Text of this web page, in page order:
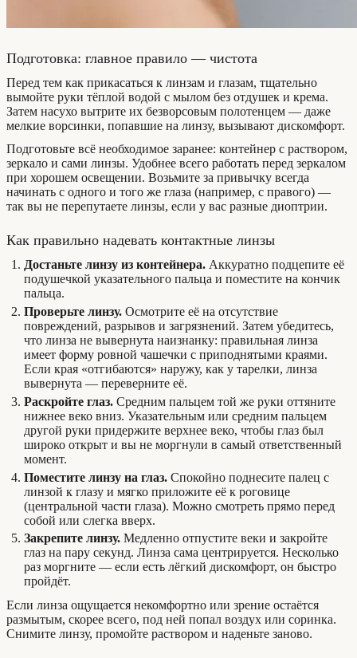
Подготовка: главное правило — чистота
Перед тем как прикасаться к линзам и глазам, тщательно
вымойте руки тёплой водой с мылом без отдушек и крема.
Затем насухо вытрите их безворсовым полотенцем — даже
мелкие ворсинки, попавшие на линзу, вызывают дискомфорт.
Подготовьте всё необходимое заранее: контейнер с раствором,
зеркало и сами линзы. Удобнее всего работать перед зеркалом
при хорошем освещении. Возьмите за привычку всегда
начинать с одного и того же глаза (например, с правого) —
так вы не перепутаете линзы, если у вас разные диоптрии.
Как правильно надевать контактные линзы
Достаньте линзу из контейнера. Аккуратно подцепите её
подушечкой указательного пальца и поместите на кончик
пальца.
Проверьте линзу. Осмотрите её на отсутствие
повреждений, разрывов и загрязнений. Затем убедитесь,
что линза не вывернута наизнанку: правильная линза
имеет форму ровной чашечки с приподнятыми краями.
Если края «отгибаются» наружу, как у тарелки, линза
вывернута — переверните её.
Раскройте глаз. Средним пальцем той же руки оттяните
нижнее веко вниз. Указательным или средним пальцем
другой руки придержите верхнее веко, чтобы глаз был
широко открыт и вы не моргнули в самый ответственный
момент.
Поместите линзу на глаз. Спокойно поднесите палец с
линзой к глазу и мягко приложите её к роговице
(центральной части глаза). Можно смотреть прямо перед
собой или слегка вверх.
Закрепите линзу. Медленно отпустите веки и закройте
глаз на пару секунд. Линза сама центрируется. Несколько
раз моргните — если есть лёгкий дискомфорт, он быстро
пройдёт.
Если линза ощущается некомфортно или зрение остаётся
размытым, скорее всего, под ней попал воздух или соринка.
Снимите линзу, промойте раствором и наденьте заново.